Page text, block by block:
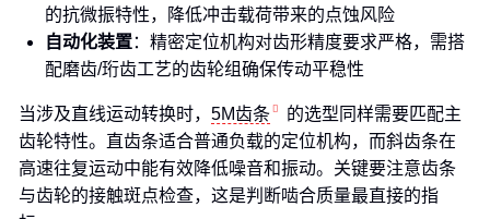
的抗微振特性，降低冲击载荷带来的点蚀风险
自动化装置：精密定位机构对齿形精度要求严格，需搭
配磨齿/珩齿工艺的齿轮组确保传动平稳性
当涉及直线运动转换时， 5M齿条
的选型同样需要匹配主
齿轮特性。直齿条适合普通负载的定位机构，而斜齿条在
高速往复运动中能有效降低噪音和振动。关键要注意齿条
与齿轮的接触斑点检查，这是判断啮合质量最直接的指